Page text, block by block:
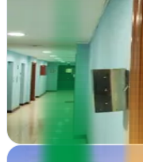
Bilbao, Vizcaya
Dosmedia transforma
gráfico e internet
Ver ficha completa